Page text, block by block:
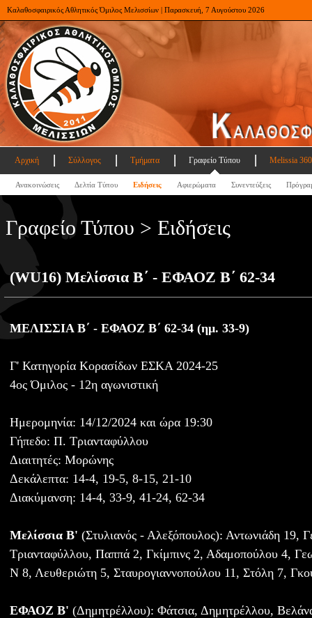
Καλαθοσφαιρικός Αθλητικός Όμιλος Μελισσίων | Παρασκευή, 7 Αυγούστου 2026
Αρχική Σύλλογος Τμήματα Γραφείο Τύπου Melissia
Ανακοινώσεις Δελτία Τύπου Ειδήσεις Αφιερώματα Συνεντεύξεις
Γραφείο Τύπου > Ειδήσεις
(WU16) Μελίσσια Β΄ - ΕΦΑΟΖ Β΄ 62-34
ΜΕΛΙΣΣΙΑ Β΄ - ΕΦΑΟΖ Β΄ 62-34 (ημ. 33-9)
Γ' Κατηγορία Κορασίδων ΕΣΚΑ 2024-25
4ος Όμιλος - 12η αγωνιστική
Ημερομηνία: 14/12/2024 και ώρα 19:30
Γήπεδο: Π. Τριανταφύλλου
Διαιτητές: Μορώνης
Δεκάλεπτα: 14-4, 19-5, 8-15, 21-10
Διακύμανση: 14-4, 33-9, 41-24, 62-34
Μελίσσια Β' (Στυλιανός - Αλεξόπουλος): Αντωνιάδη 19,
Τριανταφύλλου, Παππά 2, Γκίμπινς 2, Αδαμοπούλου 4,
Ν 8, Λευθεριώτη 5, Σταυρογιαννοπούλου 11, Στόλη 7,
ΕΦΑΟΖ Β' (Δημητρέλλου): Φάτσια, Δημητρέλλου,